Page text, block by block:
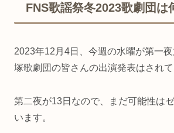
FNS歌謡祭冬2023歌劇団は
2023年12月4日、今週の水曜が第一
塚歌劇団の皆さんの出演発表はされて
第二夜が13日なので、まだ可能性は
います。